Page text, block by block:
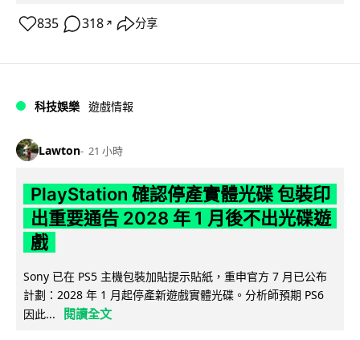
835 318 ↗ 分享
科技娛樂 遊戲情報
Lawton 21 小時
PlayStation 確認停產實體光碟 包裝印
出重要通告 2028 年 1 月後不出光碟遊
戲
Sony 已在 PS5 主機包裝加貼提示貼紙，重申官方 7 月已公布
計劃：2028 年 1 月起停產新遊戲實體光碟。分析師預期 PS6
因此...
閱讀全文